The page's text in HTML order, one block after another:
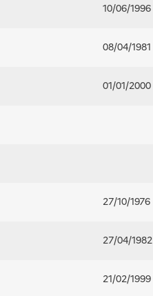
10/06/1996
08/04/1981
01/01/2000
27/10/1976
27/04/1982
21/02/1999